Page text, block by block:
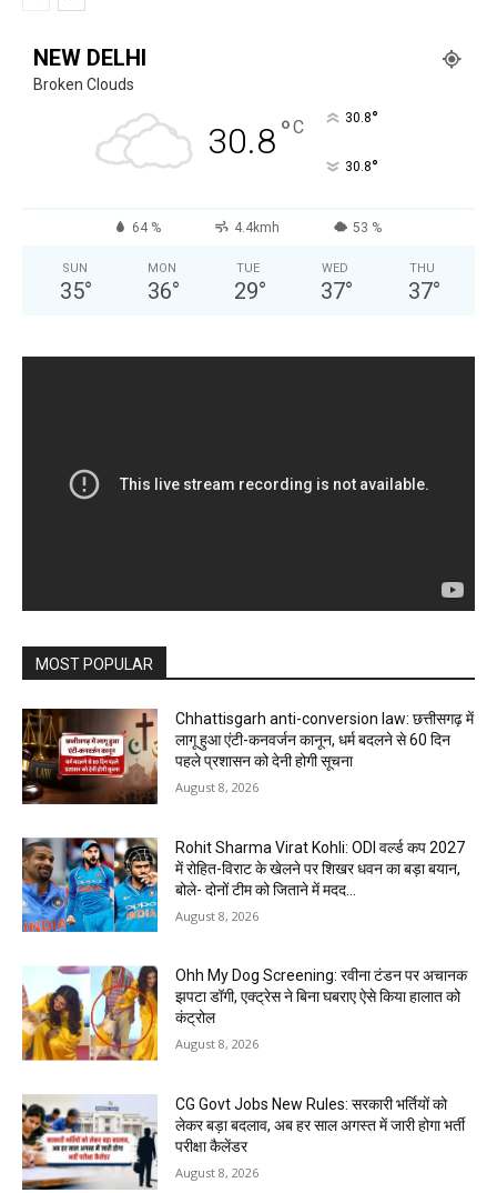
NEW DELHI
Broken Clouds
30.8°C 30.8°
30.8°
64 % 4.4kmh 53 %
SUN
35°
MON
36°
TUE
29°
WED
37°
THU
37°
MOST POPULAR
Chhattisgarh anti-conversion law: छत्तीसगढ़ में
लागू हुआ एंटी-कनवर्जन कानून, धर्म बदलने से 60 दिन
पहले प्रशासन को देनी होगी सूचना
August 8, 2026
Rohit Sharma Virat Kohli: ODI वर्ल्ड कप 2027
में रोहित-विराट के खेलने पर शिखर धवन का बड़ा बयान,
बोले- दोनों टीम को जिताने में मदद...
August 8, 2026
Ohh My Dog Screening: रवीना टंडन पर अचानक
झपटा डॉगी, एक्ट्रेस ने बिना घबराए ऐसे किया हालात को
कंट्रोल
August 8, 2026
CG Govt Jobs New Rules: सरकारी भर्तियों को
लेकर बड़ा बदलाव, अब हर साल अगस्त में जारी होगा भर्ती
परीक्षा कैलेंडर
August 8, 2026